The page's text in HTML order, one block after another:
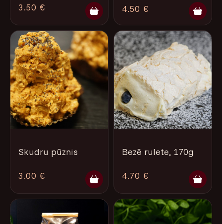
3.50 €
4.50 €
Skudru pūznis
3.00 €
Bezē rulete, 170g
4.70 €